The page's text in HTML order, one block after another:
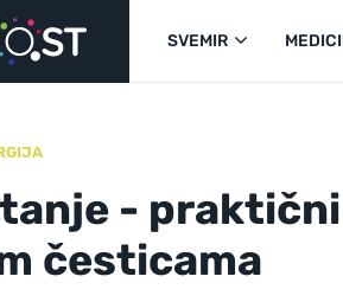
SVEMIR
-
česticama